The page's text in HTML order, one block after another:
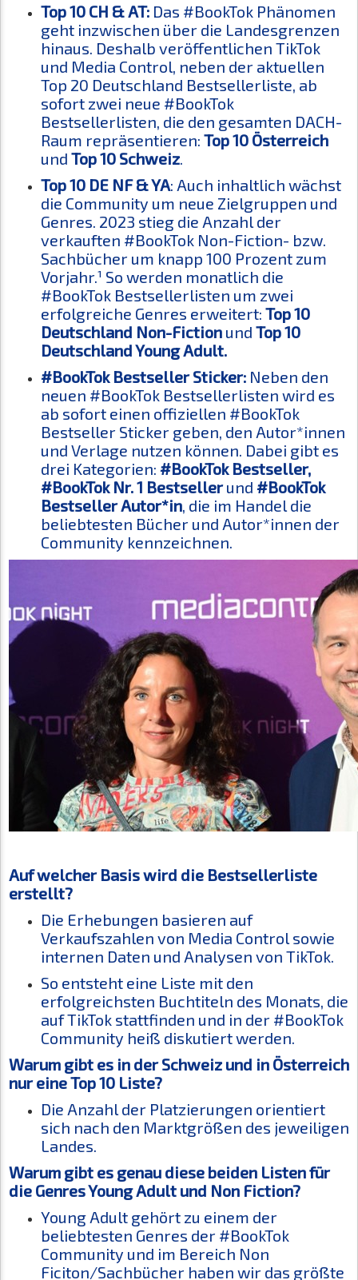
Top 10 CH & AT: Das #BookTok Phänomen
geht inzwischen über die Landesgrenzen
hinaus. Deshalb veröffentlichen TikTok
und Media Control, neben der aktuellen
Top 20 Deutschland Bestsellerliste, ab
sofort zwei neue #BookTok
Bestsellerlisten, die den gesamten DACH-
Raum repräsentieren: Top 10 Österreich
und Top 10 Schweiz.
Top 10 DE NF & YA: Auch inhaltlich wächst
die Community um neue Zielgruppen und
Genres. 2023 stieg die Anzahl der
verkauften #BookTok Non-Fiction- bzw.
Sachbücher um knapp 100 Prozent zum
Vorjahr.¹ So werden monatlich die
#BookTok Bestsellerlisten um zwei
erfolgreiche Genres erweitert: Top 10
Deutschland Non-Fiction und Top 10
Deutschland Young Adult.
#BookTok Bestseller Sticker: Neben den
neuen #BookTok Bestsellerlisten wird es
ab sofort einen offiziellen #BookTok
Bestseller Sticker geben, den Autor*innen
und Verlage nutzen können. Dabei gibt es
drei Kategorien: #BookTok Bestseller,
#BookTok Nr. 1 Bestsellerund #BookTok
Bestseller Autor*in, die im Handel die
beliebtesten Bücher und Autor*innen der
Community kennzeichnen.
Auf welcher Basis wird die Bestsellerliste
erstellt?
Die Erhebungen basieren auf
Verkaufszahlen von Media Control sowie
internen Daten und Analysen von TikTok.
So entsteht eine Liste mit den
erfolgreichsten Buchtiteln des Monats, die
auf TikTok stattfinden und in der #BookTok
Community heiß diskutiert werden.
Warum gibt es in der Schweiz und in Österreich
nur eine Top 10 Liste?
Die Anzahl der Platzierungen orientiert
sich nach den Marktgrößen des jeweiligen
Landes.
Warum gibt es genau diese beiden Listen für
die Genres Young Adult und Non Fiction?
Young Adult gehört zu einem der
beliebtesten Genres der #BookTok
Community und im Bereich Non
Ficiton/Sachbücher haben wir das größte